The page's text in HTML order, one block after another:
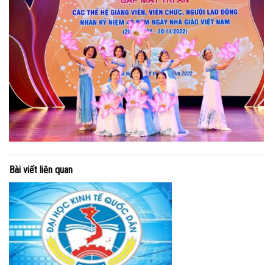
Bài viết liên quan